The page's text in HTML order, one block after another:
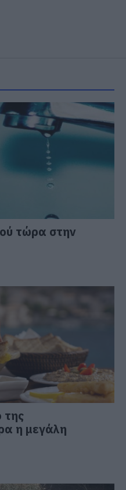
τώρα στην
της
η μεγάλη